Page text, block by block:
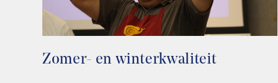
Zomer- en winterkwaliteit